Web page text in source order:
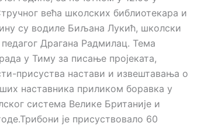
већа школских библиотекара и
су водиле Биљана Лукић, школски
Драгана Радмилац. Тема
у Тиму за писање пројеката,
присуства настави и извештавања о
наставника приликом боравка у
система Велике Британије и
је присуствовало 60